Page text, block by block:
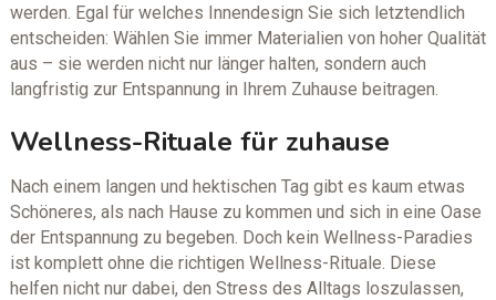
werden. Egal für welches Innendesign Sie sich letztendlich
entscheiden: Wählen Sie immer Materialien von hoher Qualität
aus – sie werden nicht nur länger halten, sondern auch
langfristig zur Entspannung in Ihrem Zuhause beitragen.
Wellness-Rituale für zuhause
Nach einem langen und hektischen Tag gibt es kaum etwas
Schöneres, als nach Hause zu kommen und sich in eine Oase
der Entspannung zu begeben. Doch kein Wellness-Paradies
ist komplett ohne die richtigen Wellness-Rituale. Diese
helfen nicht nur dabei, den Stress des Alltags loszulassen,